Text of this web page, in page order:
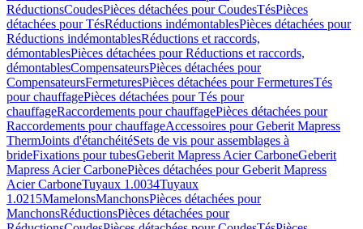
RéductionsCoudesPièces détachées pour CoudesTésPièces
détachées pour TésRéductions indémontablesPièces détachées pour
Réductions indémontablesRéductions et raccords,
démontablesPièces détachées pour Réductions et raccords,
démontablesCompensateursPièces détachées pour
CompensateursFermeturesPièces détachées pour FermeturesTés
pour chauffagePièces détachées pour Tés pour
chauffageRaccordements pour chauffagePièces détachées pour
Raccordements pour chauffageAccessoires pour Geberit Mapress
ThermJoints d'étanchéitéSets de vis pour assemblages à
brideFixations pour tubesGeberit Mapress Acier CarboneGeberit
Mapress Acier CarbonePièces détachées pour Geberit Mapress
Acier CarboneTuyaux 1.0034Tuyaux
1.0215MamelonsManchonsPièces détachées pour
ManchonsRéductionsPièces détachées pour